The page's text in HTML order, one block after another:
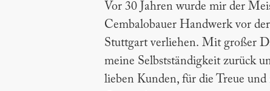
Vor 30 Jahren wurde mir der
Cembalobauer Handwerk vor
Stuttgart verliehen. Mit großer
meine Selbstständigkeit zurück
lieben Kunden, für die Treue und